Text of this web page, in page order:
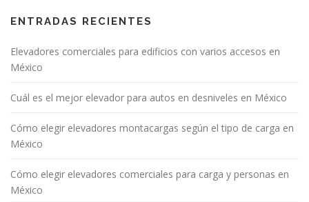
ENTRADAS RECIENTES
Elevadores comerciales para edificios con varios accesos en
México
Cuál es el mejor elevador para autos en desniveles en México
Cómo elegir elevadores montacargas según el tipo de carga en
México
Cómo elegir elevadores comerciales para carga y personas en
México